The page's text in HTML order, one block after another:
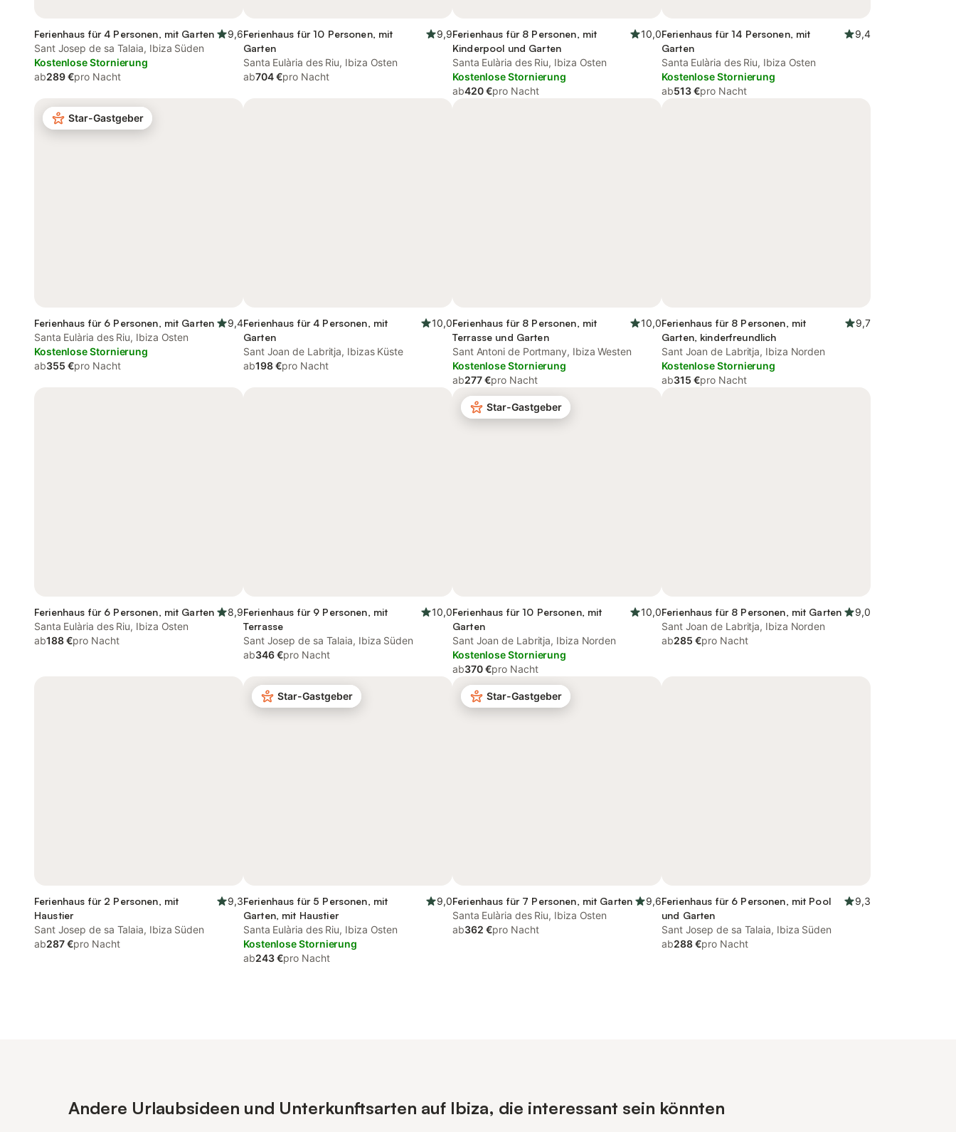
Ferienhaus für 4 Personen, mit Garten
9,6
Sant Josep de sa Talaia, Ibiza Süden
Kostenlose Stornierung
ab289 €pro Nacht
Ferienhaus für 10 Personen, mit
Garten
9,9
Santa Eulària des Riu, Ibiza Osten
ab704 €pro Nacht
Ferienhaus für 8 Personen, mit
Kinderpool und Garten
10,0
Santa Eulària des Riu, Ibiza Osten
Kostenlose Stornierung
ab420 €pro Nacht
Ferienhaus für 14 Personen, mit
Garten
9,4
Santa Eulària des Riu, Ibiza Osten
Kostenlose Stornierung
ab513 €pro Nacht
Star-Gastgeber
Ferienhaus für 6 Personen, mit Garten
9,4
Santa Eulària des Riu, Ibiza Osten
Kostenlose Stornierung
ab355 €pro Nacht
Ferienhaus für 4 Personen, mit
Garten
10,0
Sant Joan de Labritja, Ibizas Küste
ab198 €pro Nacht
Ferienhaus für 8 Personen, mit
Terrasse und Garten
10,0
Sant Antoni de Portmany, Ibiza Westen
Kostenlose Stornierung
ab277 €pro Nacht
Ferienhaus für 8 Personen, mit
Garten, kinderfreundlich
9,7
Sant Joan de Labritja, Ibiza Norden
Kostenlose Stornierung
ab315 €pro Nacht
Ferienhaus für 6 Personen, mit Garten
8,9
Santa Eulària des Riu, Ibiza Osten
ab188 €pro Nacht
Ferienhaus für 9 Personen, mit
Terrasse
10,0
Sant Josep de sa Talaia, Ibiza Süden
ab346 €pro Nacht
Star-Gastgeber
Ferienhaus für 10 Personen, mit
Garten
10,0
Sant Joan de Labritja, Ibiza Norden
Kostenlose Stornierung
ab370 €pro Nacht
Ferienhaus für 8 Personen, mit Garten
9,0
Sant Joan de Labritja, Ibiza Norden
ab285 €pro Nacht
Ferienhaus für 2 Personen, mit
Haustier
9,3
Sant Josep de sa Talaia, Ibiza Süden
ab287 €pro Nacht
Star-Gastgeber
Ferienhaus für 5 Personen, mit
Garten, mit Haustier
9,0
Santa Eulària des Riu, Ibiza Osten
Kostenlose Stornierung
ab243 €pro Nacht
Star-Gastgeber
Ferienhaus für 7 Personen, mit Garten
9,6
Santa Eulària des Riu, Ibiza Osten
ab362 €pro Nacht
Ferienhaus für 6 Personen, mit Pool
und Garten
9,3
Sant Josep de sa Talaia, Ibiza Süden
ab288 €pro Nacht
Andere Urlaubsideen und Unterkunftsarten auf Ibiza, die interessant sein könnten